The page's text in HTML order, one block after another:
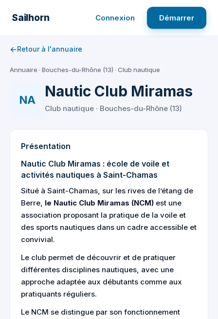
Sailhorn Connexion Démarrer
←Retour à l'annuaire
Annuaire · Bouches-du-Rhône (13) · Club nautique
NA Nautic Club Miramas
Club nautique · Bouches-du-Rhône (13)
Présentation
Nautic Club Miramas : école de voile et
activités nautiques à Saint-Chamas
Situé à Saint-Chamas, sur les rives de l’étang de
Berre, le Nautic Club Miramas (NCM) est une
association proposant la pratique de la voile et
des sports nautiques dans un cadre accessible et
convivial.
Le club permet de découvrir et de pratiquer
différentes disciplines nautiques, avec une
approche adaptée aux débutants comme aux
pratiquants réguliers.
Le NCM se distingue par son fonctionnement